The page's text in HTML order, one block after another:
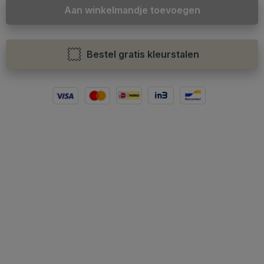
Aan winkelmandje toevoegen
Bestel gratis kleurstalen